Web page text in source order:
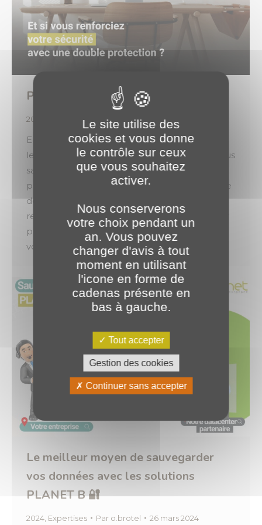
Pour seulement 16€/mois* !
2025 Expertises Paro.brotel 18 juin 2025
Entre les multiples mots de passe à retenir et
le fameux bouton « mot de passe oublié», nous
savons tous à quel point l’accès à nos outils
peut devenir un casse-tête… Pourtant, il existe
des solutions simples et efficaces. L’ANSSI
recommande la double authentification pour
protéger l’accès à vos comptes. Mais avez-
vous pensé à aller plus…
Le meilleur moyen de sauvegarder
vos données avec les solutions
PLANET B 🔐
2024 Expertises Par o.brotel 26 mars 2024
Le site utilise des
cookies et vous donne
le contrôle sur ceux
que vous souhaitez
activer.
Nous conserverons
votre choix pendant un
an. Vous pouvez
changer d'avis à tout
moment en utilisant
l'icone en forme de
cadenas présente en
bas à gauche.
Tout accepter
Gestion des cookies
Continuer sans accepter